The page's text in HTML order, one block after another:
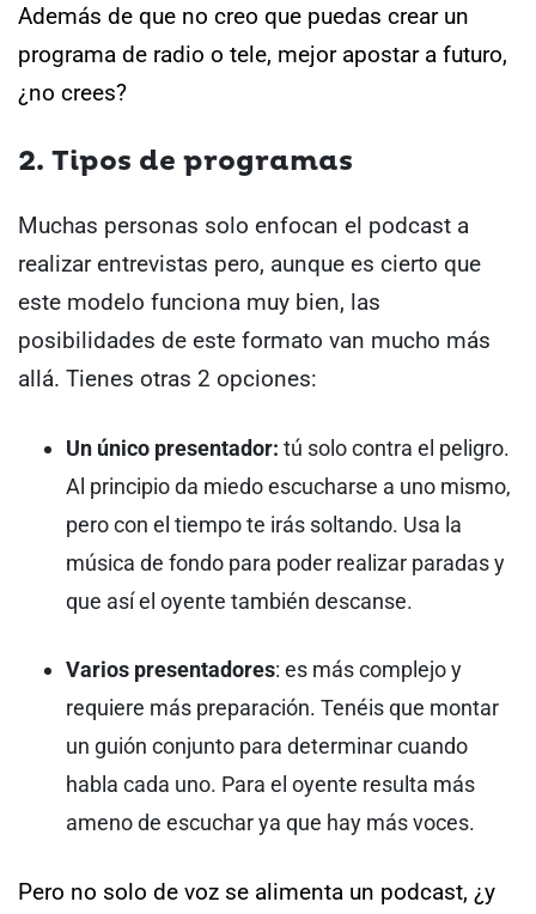
Además de que no creo que puedas crear un
programa de radio o tele, mejor apostar a futuro,
¿no crees?
2. Tipos de programas
Muchas personas solo enfocan el podcast a
realizar entrevistas pero, aunque es cierto que
este modelo funciona muy bien, las
posibilidades de este formato van mucho más
allá. Tienes otras 2 opciones:
Un único presentador: tú solo contra el peligro.
Al principio da miedo escucharse a uno mismo,
pero con el tiempo te irás soltando. Usa la
música de fondo para poder realizar paradas y
que así el oyente también descanse.
Varios presentadores: es más complejo y
requiere más preparación. Tenéis que montar
un guión conjunto para determinar cuando
habla cada uno. Para el oyente resulta más
ameno de escuchar ya que hay más voces.
Pero no solo de voz se alimenta un podcast, ¿y